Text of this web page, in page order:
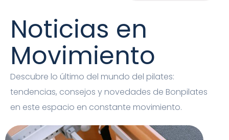
Noticias en
Movimiento
Descubre lo último del mundo del pilates:
tendencias, consejos y novedades de Bonpilates
en este espacio en constante movimiento.